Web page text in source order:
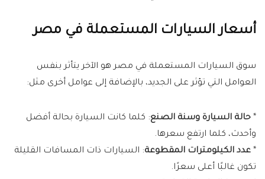
أسعار السيارات المستعملة في مصر
سوق السيارات المستعملة في مصر هو الآخر يتأثر بنفس
العوامل التي تؤثر على الجديد، بالإضافة إلى عوامل أخرى مثل:
* حالة السيارة وسنة الصنع: كلما كانت السيارة بحالة أفضل
وأحدث، كلما ارتفع سعرها.
* عدد الكيلومترات المقطوعة: السيارات ذات المسافات القليلة
تكون غالبًا أعلى سعرًا.